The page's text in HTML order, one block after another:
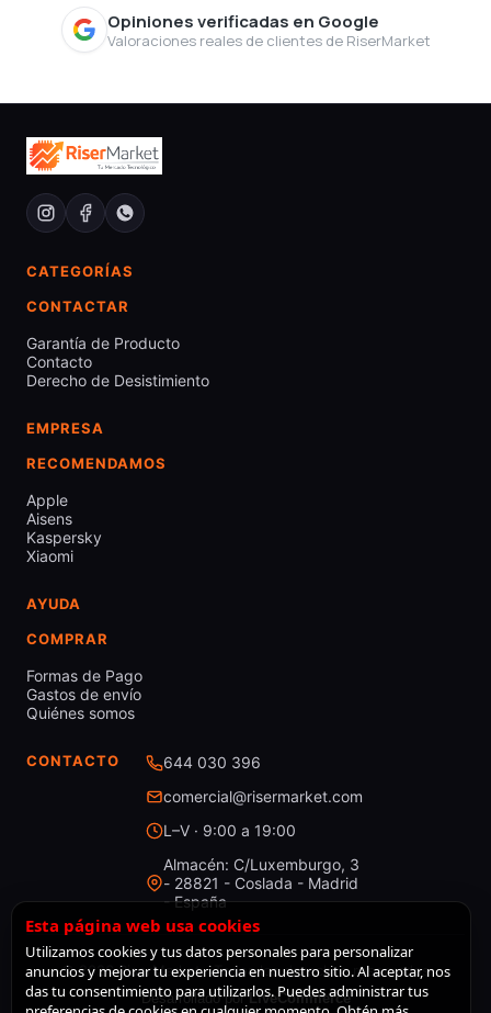
Opiniones verificadas en Google
Valoraciones reales de clientes de RiserMarket
CATEGORÍAS
CONTACTAR
Garantía de Producto
Contacto
Derecho de Desistimiento
EMPRESA
RECOMENDAMOS
Apple
Aisens
Kaspersky
Xiaomi
AYUDA
COMPRAR
Formas de Pago
Gastos de envío
Quiénes somos
CONTACTO
644 030 396
comercial@risermarket.com
L–V · 9:00 a 19:00
Almacén: C/Luxemburgo, 3
- 28821 - Coslada - Madrid
- España
© 2026 RiserMarket · Todos los derechos reservados
Desarrollado porLiveCommerce
Esta página web usa cookies
Utilizamos cookies y tus datos personales para personalizar
anuncios y mejorar tu experiencia en nuestro sitio. Al aceptar, nos
das tu consentimiento para utilizarlos. Puedes administrar tus